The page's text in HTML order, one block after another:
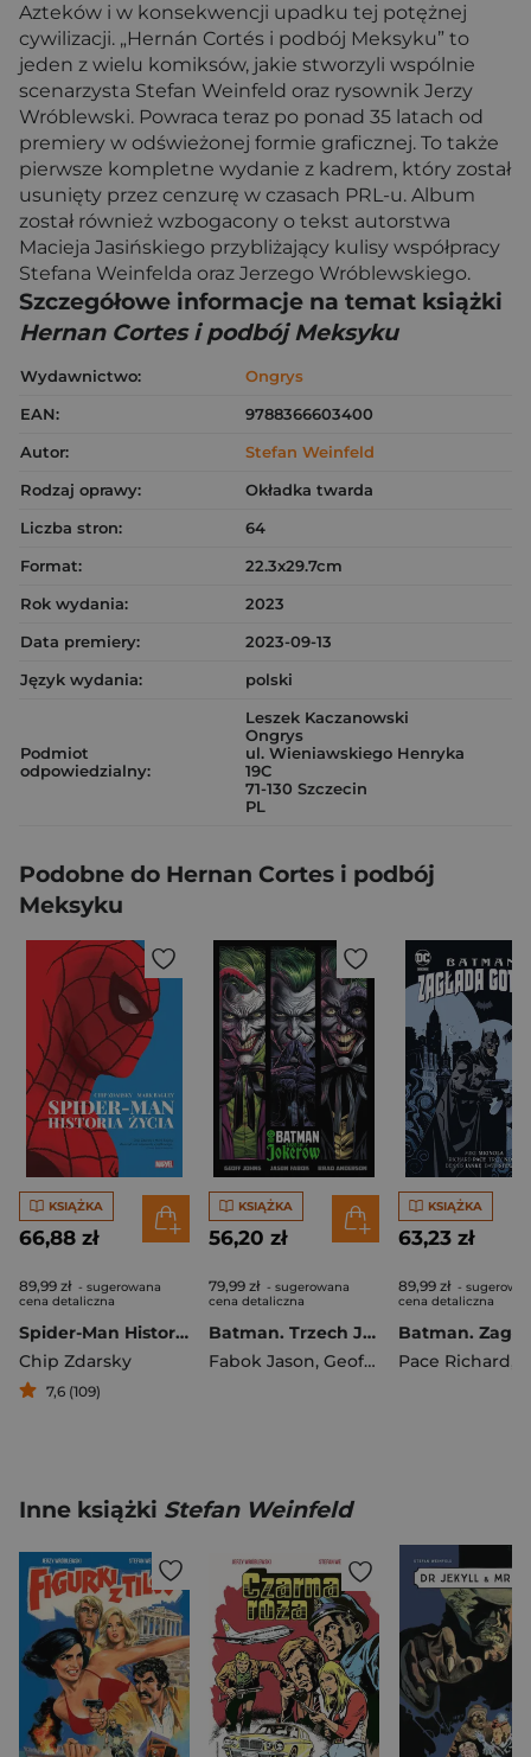
Azteków i w konsekwencji upadku tej potężnej
cywilizacji. „Hernán Cortés i podbój Meksyku” to
jeden z wielu komiksów, jakie stworzyli wspólnie
scenarzysta Stefan Weinfeld oraz rysownik Jerzy
Wróblewski. Powraca teraz po ponad 35 latach od
premiery w odświeżonej formie graficznej. To także
pierwsze kompletne wydanie z kadrem, który został
usunięty przez cenzurę w czasach PRL-u. Album
został również wzbogacony o tekst autorstwa
Macieja Jasińskiego przybliżający kulisy współpracy
Stefana Weinfelda oraz Jerzego Wróblewskiego.
Szczegółowe informacje na temat książki
Hernan Cortes i podbój Meksyku
Wydawnictwo:
Ongrys
EAN:
9788366603400
Autor:
Stefan Weinfeld
Rodzaj oprawy:
Okładka twarda
Liczba stron:
64
Format:
22.3x29.7cm
Rok wydania:
2023
Data premiery:
2023-09-13
Język wydania:
polski
Podmiot
odpowiedzialny:
Leszek Kaczanowski
Ongrys
ul. Wieniawskiego Henryka
19C
71-130 Szczecin
PL
Podobne do Hernan Cortes i podbój
Meksyku
KSIĄŻKA
66,88 zł
89,99 zł - sugerowana
cena detaliczna
Spider-Man Historia życia
Chip Zdarsky
7,6 (109)
KSIĄŻKA
56,20 zł
79,99 zł - sugerowana
cena detaliczna
Batman. Trzech Jokerów
Fabok Jason, Geoff Johns
KSIĄŻKA
63,23 zł
89,99 zł -
cena detaliczna
Pace Richard
Inne książki Stefan Weinfeld